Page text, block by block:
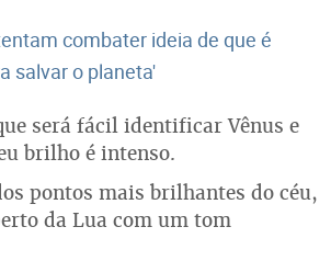
combater ideia de que é
salvar o planeta'
será fácil identificar Vênus e
brilho é intenso.
pontos mais brilhantes do céu,
da Lua com um tom